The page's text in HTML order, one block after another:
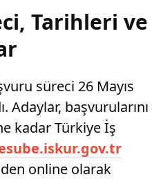
Tarihleri ve
süreci 26 Mayıs
Adaylar, başvurularını
kadar Türkiye İş
online olarak